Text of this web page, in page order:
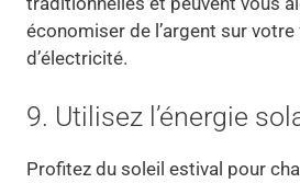
économiser de l’argent sur
d’électricité.
9. Utilisez l’énergie
Profitez du soleil estival pour